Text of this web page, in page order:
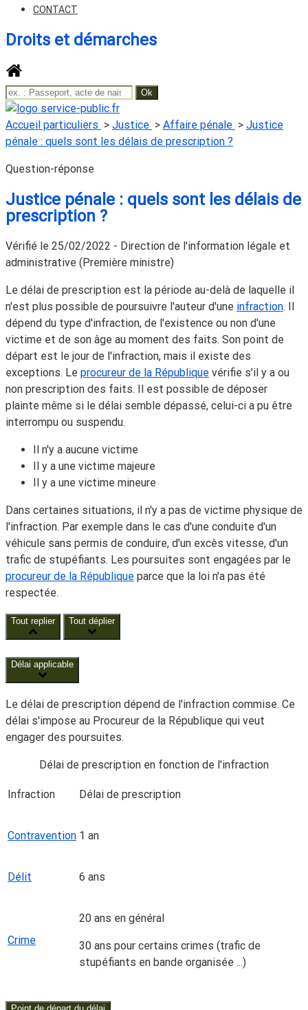
CONTACT
Droits et démarches
Accueil particuliers > Justice > Affaire pénale > Justice
pénale : quels sont les délais de prescription ?
Question-réponse
Justice pénale : quels sont les délais de
prescription ?
Vérifié le 25/02/2022 - Direction de l'information légale et
administrative (Première ministre)
Le délai de prescription est la période au-delà de laquelle il
n'est plus possible de poursuivre l'auteur d'une infraction. Il
dépend du type d'infraction, de l'existence ou non d'une
victime et de son âge au moment des faits. Son point de
départ est le jour de l'infraction, mais il existe des
exceptions. Le procureur de la République vérifie s'il y a ou
non prescription des faits. Il est possible de déposer
plainte même si le délai semble dépassé, celui-ci a pu être
interrompu ou suspendu.
Il n'y a aucune victime
Il y a une victime majeure
Il y a une victime mineure
Dans certaines situations, il n'y a pas de victime physique de
l'infraction. Par exemple dans le cas d'une conduite d'un
véhicule sans permis de conduire, d'un excès vitesse, d'un
trafic de stupéfiants. Les poursuites sont engagées par le
procureur de la République parce que la loi n'a pas été
respectée.
Tout replier Tout déplier
Délai applicable
Le délai de prescription dépend de l'infraction commise. Ce
délai s'impose au Procureur de la République qui veut
engager des poursuites.
Délai de prescription en fonction de l'infraction
Infraction Délai de prescription
Contravention 1 an
Délit 6 ans
Crime
20 ans en général
30 ans pour certains crimes (trafic de
stupéfiants en bande organisée ...)